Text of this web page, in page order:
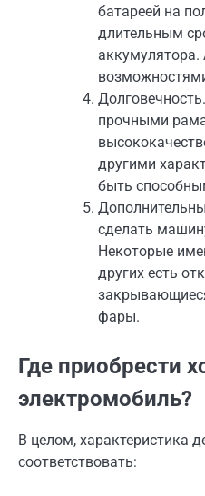
батареей на
длительным
прочными
другими
быть
сделать
Некоторые
других есть
фары.
Где приобрести
электромобиль?
В целом, характеристика
соответствовать: